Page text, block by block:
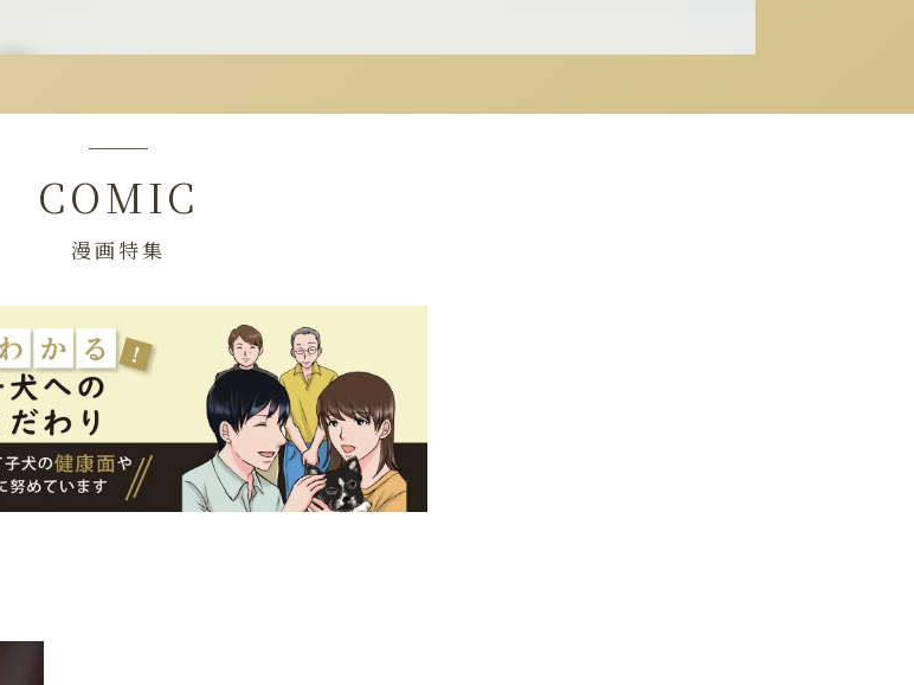
漫画特集
COMIC